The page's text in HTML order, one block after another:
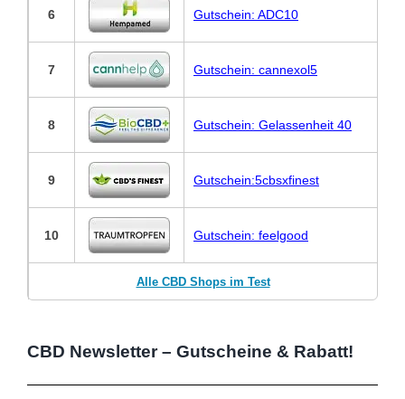
6 Gutschein: ADC10
7 Gutschein: cannexol5
8 Gutschein: Gelassenheit 40
9 Gutschein:5cbsxfinest
10 Gutschein: feelgood
Alle CBD Shops im Test
CBD Newsletter – Gutscheine & Rabatt!